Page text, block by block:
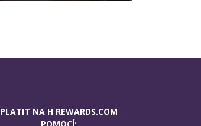
PLATIT NA H REWARDS.COM